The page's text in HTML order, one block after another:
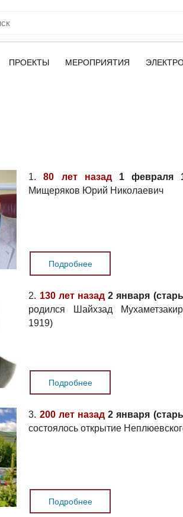
ПРОЕКТЫ МЕРОПРИЯТИЯ
1.80 лет назад1 февраля
Мищеряков Юрий Николаевич
Подробнее
2. 130 лет назад2 января
родился Шайхзад
1919)
Подробнее
3. 200 лет назад2 января
состоялось открытие
Подробнее